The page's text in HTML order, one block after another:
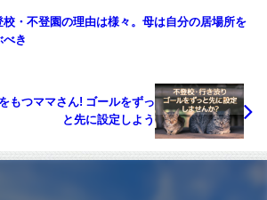
校・不登園の理由は様々。母は自分の居場所を
べき
もつママさん! ゴールをずっ
と先に設定しよう